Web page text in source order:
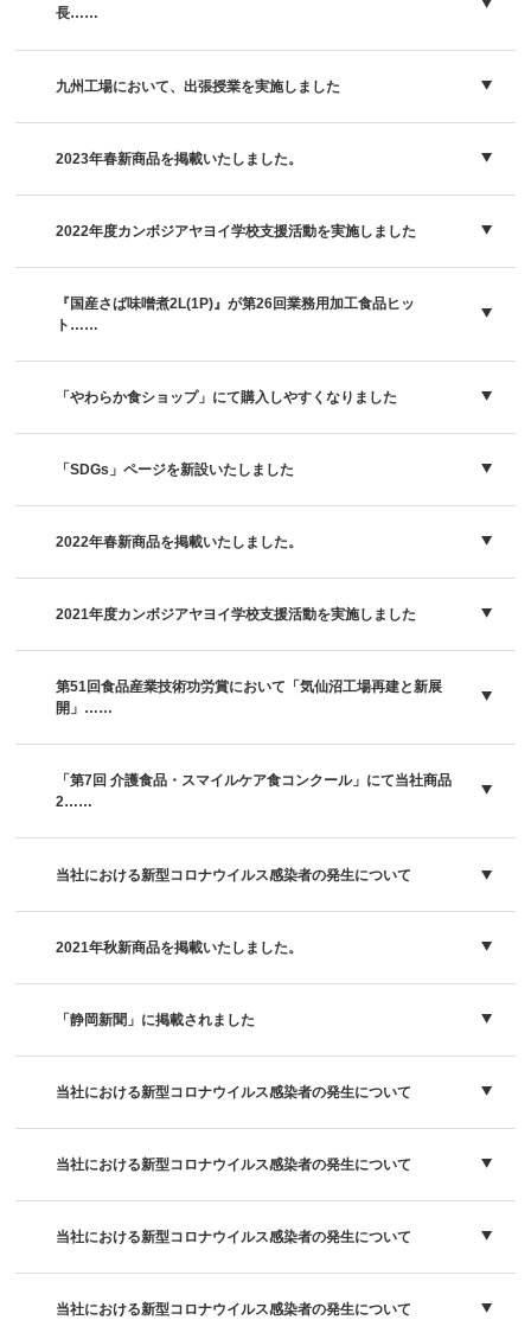
長……
九州工場において、出張授業を実施しました
2023年春新商品を掲載いたしました。
2022年度カンボジアヤヨイ学校支援活動を実施しました
『国産さば味噌煮2L(1P)』が第26回業務用加工食品ヒッ
ト……
「やわらか食ショップ」にて購入しやすくなりました
「SDGs」ページを新設いたしました
2022年春新商品を掲載いたしました。
2021年度カンボジアヤヨイ学校支援活動を実施しました
第51回食品産業技術功労賞において「気仙沼工場再建と新展
開」……
「第7回 介護食品・スマイルケア食コンクール」にて当社商品
2……
当社における新型コロナウイルス感染者の発生について
2021年秋新商品を掲載いたしました。
「静岡新聞」に掲載されました
当社における新型コロナウイルス感染者の発生について
当社における新型コロナウイルス感染者の発生について
当社における新型コロナウイルス感染者の発生について
当社における新型コロナウイルス感染者の発生について